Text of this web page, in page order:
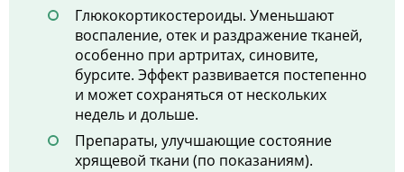
Глюкокортикостероиды. Уменьшают
воспаление, отек и раздражение тканей,
особенно при артритах, синовите,
бурсите. Эффект развивается постепенно
и может сохраняться от нескольких
недель и дольше.
Препараты, улучшающие состояние
хрящевой ткани (по показаниям).